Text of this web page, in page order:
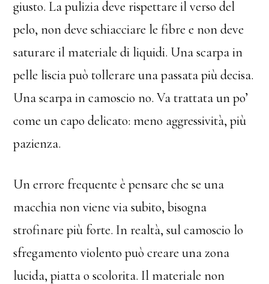
giusto. La pulizia deve rispettare il verso del
pelo, non deve schiacciare le fibre e non deve
saturare il materiale di liquidi. Una scarpa in
pelle liscia può tollerare una passata più decisa.
Una scarpa in camoscio no. Va trattata un po’
come un capo delicato: meno aggressività, più
pazienza.
Un errore frequente è pensare che se una
macchia non viene via subito, bisogna
strofinare più forte. In realtà, sul camoscio lo
sfregamento violento può creare una zona
lucida, piatta o scolorita. Il materiale non